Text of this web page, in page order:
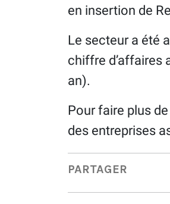
en insertion de
Le secteur a été
chiffre d’affaires
an).
Pour faire plus
des entreprises
PARTAGER